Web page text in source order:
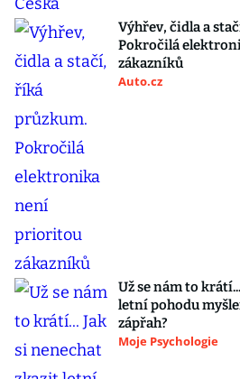
Výhřev, čidla a
Pokročilá
zákazníků
Auto.cz
Už se nám to
letní pohodu
zápřah?
Moje Psychologie